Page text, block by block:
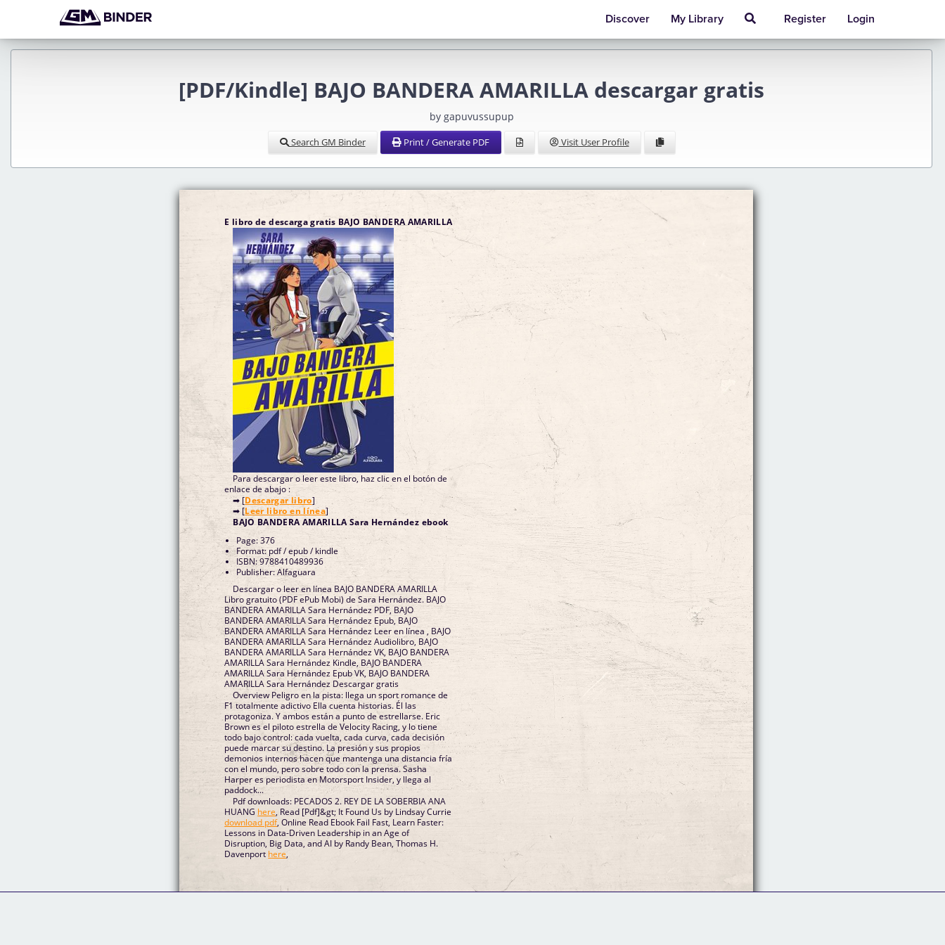
Discover My Library Register Login
[PDF/Kindle] BAJO BANDERA AMARILLA descargar gratis
by gapuvussupup
Search GM Binder Print / Generate PDF Visit User Profile
E libro de descarga gratis BAJO BANDERA AMARILLA
Para descargar o leer este libro, haz clic en el botón de
enlace de abajo :
➡ [Descargar libro]
➡ [Leer libro en línea]
BAJO BANDERA AMARILLA Sara Hernández ebook
Page: 376
Format: pdf / epub / kindle
ISBN: 9788410489936
Publisher: Alfaguara
Descargar o leer en línea BAJO BANDERA AMARILLA
Libro gratuito (PDF ePub Mobi) de Sara Hernández. BAJO
BANDERA AMARILLA Sara Hernández PDF, BAJO
BANDERA AMARILLA Sara Hernández Epub, BAJO
BANDERA AMARILLA Sara Hernández Leer en línea , BAJO
BANDERA AMARILLA Sara Hernández Audiolibro, BAJO
BANDERA AMARILLA Sara Hernández VK, BAJO BANDERA
AMARILLA Sara Hernández Kindle, BAJO BANDERA
AMARILLA Sara Hernández Epub VK, BAJO BANDERA
AMARILLA Sara Hernández Descargar gratis
Overview Peligro en la pista: llega un sport romance de
F1 totalmente adictivo Ella cuenta historias. Él las
protagoniza. Y ambos están a punto de estrellarse. Eric
Brown es el piloto estrella de Velocity Racing, y lo tiene
todo bajo control: cada vuelta, cada curva, cada decisión
puede marcar su destino. La presión y sus propios
demonios internos hacen que mantenga una distancia fría
con el mundo, pero sobre todo con la prensa. Sasha
Harper es periodista en Motorsport Insider, y llega al
paddock...
Pdf downloads: PECADOS 2. REY DE LA SOBERBIA ANA
HUANG here, Read [Pdf]&gt; It Found Us by Lindsay Currie
download pdf, Online Read Ebook Fail Fast, Learn Faster:
Lessons in Data-Driven Leadership in an Age of
Disruption, Big Data, and AI by Randy Bean, Thomas H.
Davenport here,